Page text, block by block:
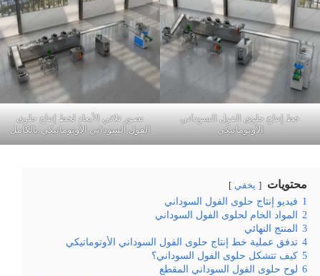
خط إنتاج حلوى الفول السوداني
الأوتوماتيكي
تصور ثلاثي الأبعاد لخط إنتاج حلوى
الفول السوداني الأوتوماتيكي بالكامل
محتويات يخفي
1 فيديو إنتاج حلوى الفول السوداني
2 المواد الخام لحلوى الفول السوداني
3 المنتج النهائي
4 تدفق عملية خط إنتاج حلوى الفول السوداني الأوتوماتيكي
5 كيف تتشكل حلوى الفول السوداني؟
6 لوح حلوى الفول السوداني المقطع